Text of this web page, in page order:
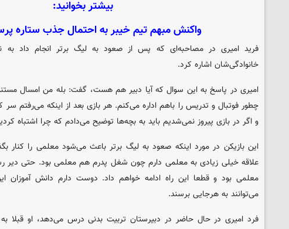
بیشتر بخوانید:
واکنش مبهم تیم خیبر به احتمال جذب ستاره
فرید امیری در مصاحبه‌ای که پس از صعود به لیگ برتر انجام داد
خانوادگی‌شان اشاره کرد.
امیری در پاسخ به این سوال که آیا دبیر هم هست، گفت: بله من امسال
چطور فوتبال و تدریس را باهم اداره می‌کنم. هر بازی بعد از اینکه می‌رفتم
و اگر در بازی پیروز نمی‌شدیم باید به بچه‌ها توضیح می‌دادم که چرا اشتباه
این بازیکن در مورد اینکه صعود به لیگ برتر باعث می‌شود معلمی را کنار
علاقه خیلی زیادی به معلمی دارم چون شغل پدرم هم معلمی بود. حتی دیر
معلمی بود و قطعا این راه ادامه خواهم داد. دوست دارم دانش آموزان
می‌توانند به هرجایی برسند.
فرد امیری در حال حاضر در دبیرستان تربیت بدنی درس می‌دهد، او قبلا